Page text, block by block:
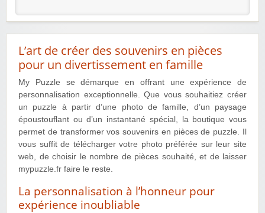
L’art de créer des souvenirs en pièces
pour un divertissement en famille
My Puzzle se démarque en offrant une expérience de
personnalisation exceptionnelle. Que vous souhaitiez créer
un puzzle à partir d’une photo de famille, d’un paysage
époustouflant ou d’un instantané spécial, la boutique vous
permet de transformer vos souvenirs en pièces de puzzle. Il
vous suffit de télécharger votre photo préférée sur leur site
web, de choisir le nombre de pièces souhaité, et de laisser
mypuzzle.fr faire le reste.
La personnalisation à l’honneur pour
expérience inoubliable